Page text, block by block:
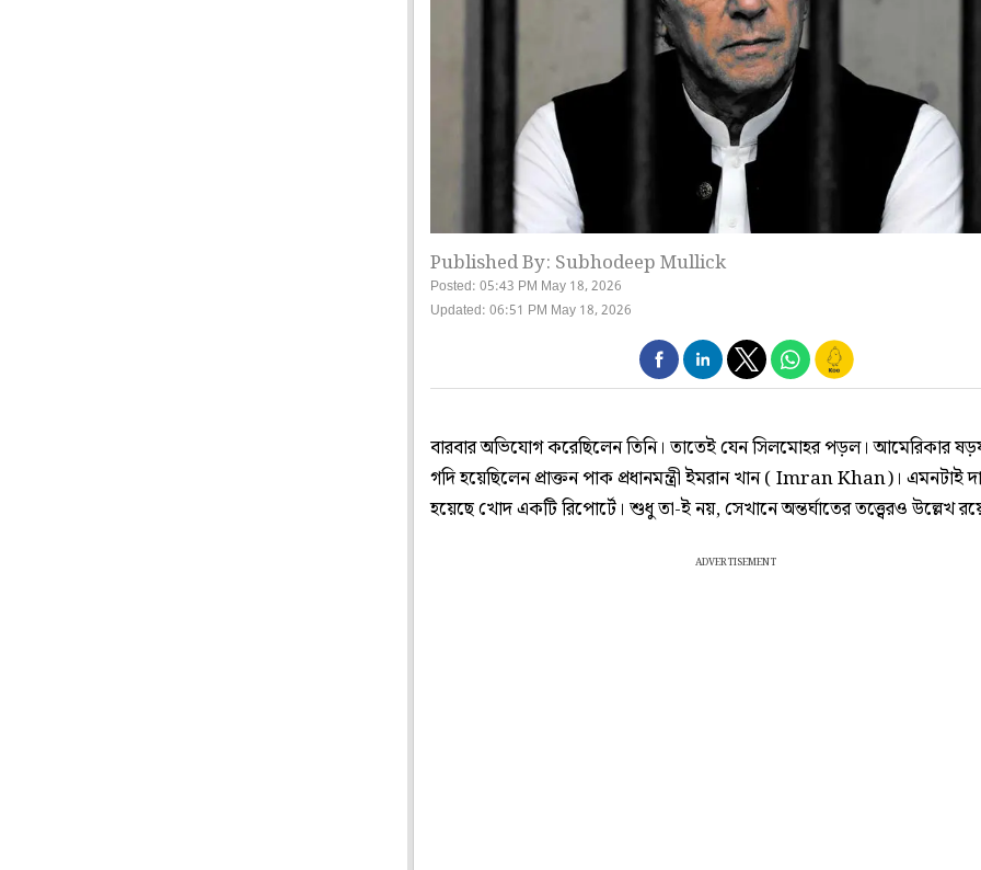
Published By: Subhodeep Mullick
Posted: 05:43 PM May 18, 2026
Updated: 06:51 PM May 18, 2026
বারবার অভিযোগ করেছিলেন তিনি। তাতেই যেন সিলমোহর পড়ল। আমেরিকার
গদি হয়েছিলেন প্রাক্তন পাক প্রধানমন্ত্রী ইমরান খান ( Imran Khan)। এমনটাই
হয়েছে খোদ একটি রিপোর্টে। শুধু তা-ই নয়, সেখানে অন্তর্ঘাতের তত্ত্বেরও উল্লেখ
ADVERTISEMENT